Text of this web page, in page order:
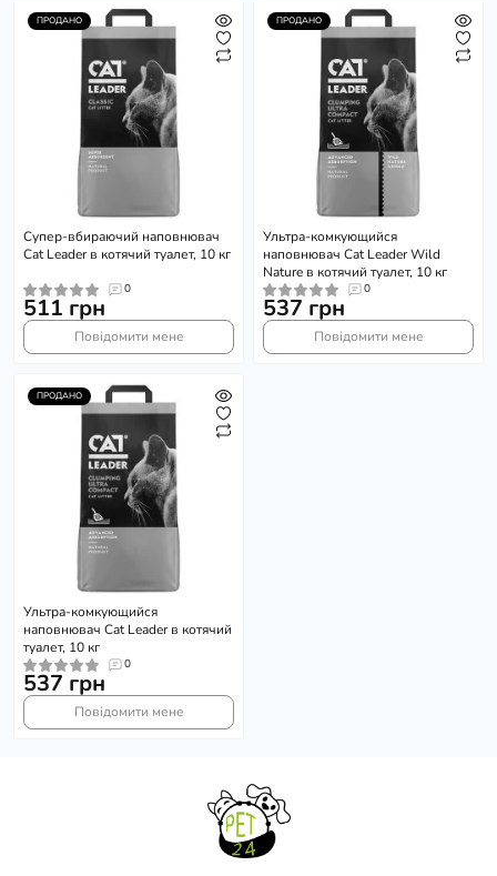
ПРОДАНО
Супер-вбираючий наповнювач
Cat Leader в котячий туалет, 10 кг
0
511 грн
Повідомити мене
ПРОДАНО
Ультра-комкующийся
наповнювач Cat Leader Wild
Nature в котячий туалет, 10 кг
0
537 грн
Повідомити мене
ПРОДАНО
Ультра-комкующийся
наповнювач Cat Leader в котячий
туалет, 10 кг
0
537 грн
Повідомити мене